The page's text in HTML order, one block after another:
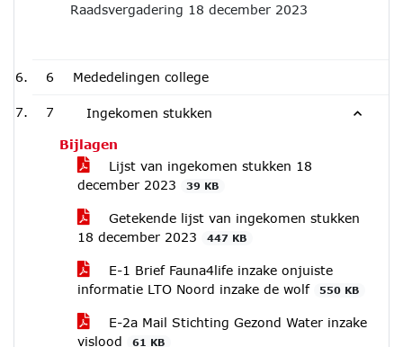
Raadsvergadering 18 december 2023
6 Mededelingen college
7 Ingekomen stukken
Bijlagen
Lijst van ingekomen stukken 18
december 2023
39 KB
Getekende lijst van ingekomen stukken
18 december 2023
447 KB
E-1 Brief Fauna4life inzake onjuiste
informatie LTO Noord inzake de wolf
550 KB
E-2a Mail Stichting Gezond Water inzake
vislood
61 KB